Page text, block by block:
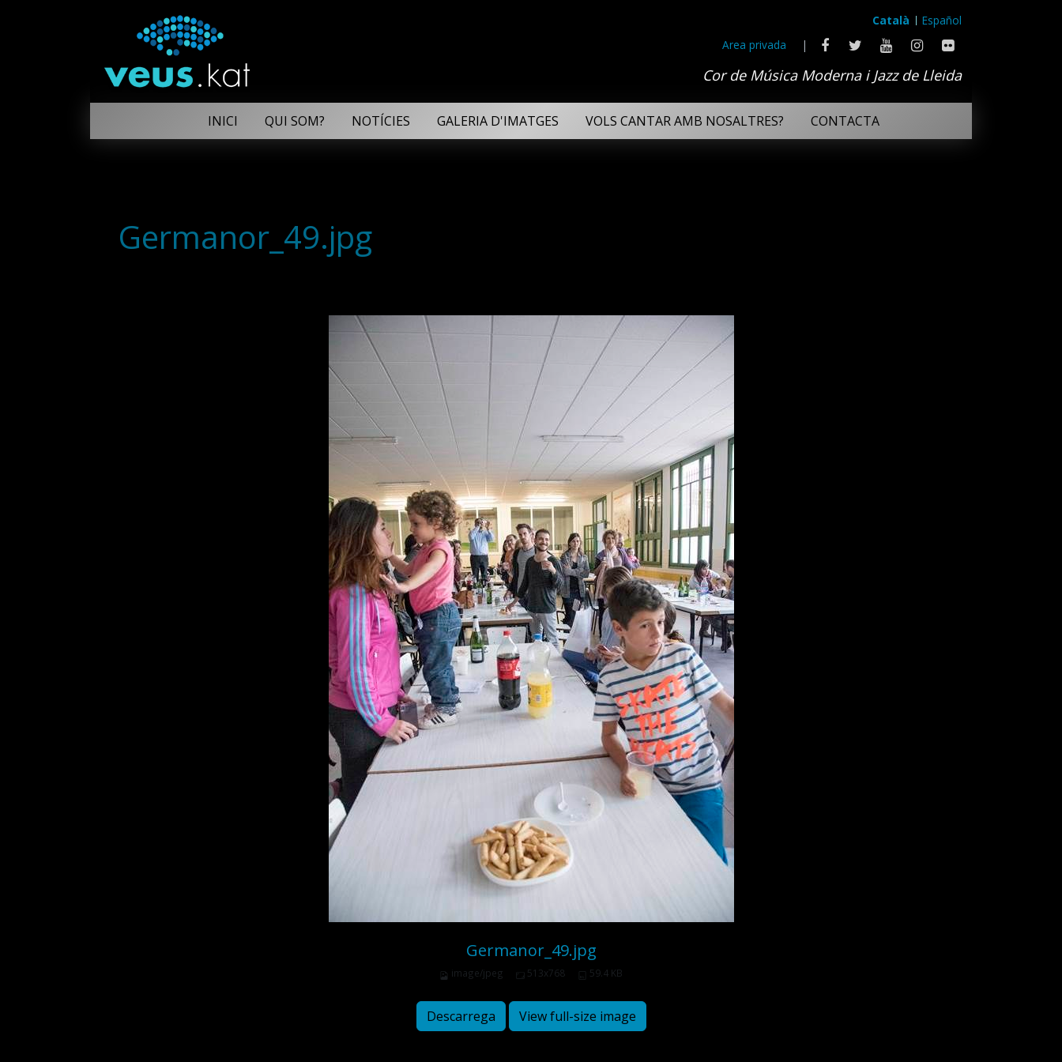
Català
Español
Area privada
|
Cor de Música Moderna i Jazz de Lleida
INICI QUI SOM? NOTÍCIES GALERIA D'IMATGES VOLS CANTAR AMB NOSALTRES? CONTACTA
Germanor_49.jpg
Germanor_49.jpg
image/jpeg 513x768 59.4 KB
Descarrega View full-size image